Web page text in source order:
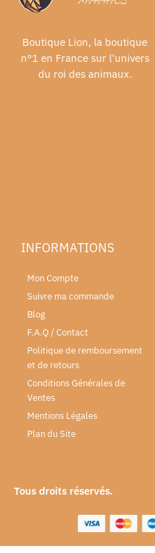
Boutique Lion, la boutique
n°1 en France sur l'univers
du roi des animaux.
INFORMATIONS
Mon Compte
Suivre ma commande
Blog
F.A.Q / Contact
Politique de remboursement
et de retours
Conditions Générales de
Ventes
Mentions Légales
Plan du Site
Tous droits réservés.